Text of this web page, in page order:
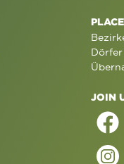
Dörfer
JOIN